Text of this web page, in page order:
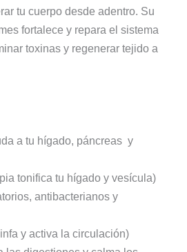
tu cuerpo desde adentro. Su
fortalece y repara el sistema
toxinas y regenerar tejido a
a tu hígado, páncreas y
tonifica tu hígado y vesícula)
antibacterianos y
y activa la circulación)